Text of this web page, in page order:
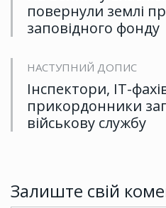
повернули землі
заповідного фонду
НАСТУПНИЙ ДОПИС
Інспектори, ІТ-
прикордонники
військову службу
Залиште свій